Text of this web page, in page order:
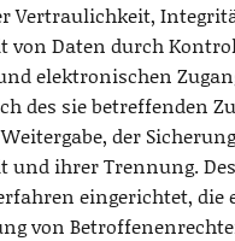
Vertraulichkeit,
von Daten durch
elektronischen
des sie betreffenden
der
und ihrer Trennung.
eingerichtet, die
von